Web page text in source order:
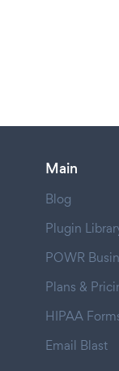
Main
Blog
Plugin
POWR
Plans &
HIPAA
Email Blast